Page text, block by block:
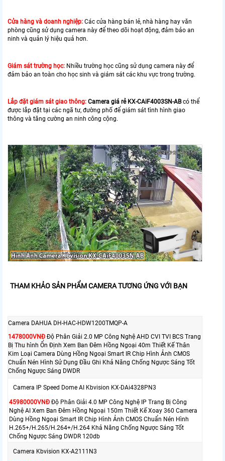
Cửa hàng và doanh nghiệp: Các cửa hàng bán lẻ, nhà hàng hay văn
phòng cũng sử dụng camera này để theo dõi hoạt động, đảm bảo an
ninh và quản lý hiệu quả hơn.
Giám sát trường học: Nhiều trường học cũng sử dụng camera này để
đảm bảo an toàn cho học sinh và giám sát các khu vực trong trường.
Lắp đặt giám sát giao thông: Camera giá rẻ KX-CAiF4003SN-ABcó thể
được lắp đặt tại các ngã tư, đường phố để giám sát tình hình giao
thông và tăng cường an ninh công cộng.
THAM KHẢO SẢN PHẨM CAMERA TƯƠNG ỨNG VỚI BẠN
Camera DAHUA DH-HAC-HDW1200TMQP-A
1478000VNÐ Độ Phân Giải 2.0 MP Công Nghệ AHD CVI TVI BCS Trang
Bị Thu hình Ổn Định Xem Ban Đêm Hồng Ngoại 40m Thiết Kế Thân
Kim Loại Camera Dùng Hồng Ngoại Smart IR Chip Hình Ảnh CMOS
Chuẩn Nén Hình Sử Dụng Đầu Ghi Khả Năng Chống Ngược Sáng Tốt
Chống Ngược Sáng DWDR
Camera IP Speed Dome AI Kbvision KX-DAi4328PN3
45980000VNÐ Độ Phân Giải 4.0 MP Công Nghệ IP Trang Bị Công
Nghệ AI Xem Ban Đêm Hồng Ngoại 150m Thiết Kế Xoay 360 Camera
Dùng Hồng Ngoại Smart IR Chip Hình Ảnh CMOS Chuẩn Nén Hình
H.265+/H.265/H.264+/H.264 Khả Năng Chống Ngược Sáng Tốt
Chống Ngược Sáng DWDR 120db
Camera Kbvision KX-A2111N3